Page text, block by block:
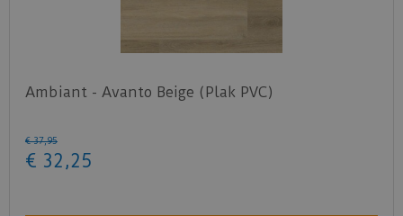
Ambiant - Avanto Beige (Plak PVC)
€ 37,95
€ 32 ,25